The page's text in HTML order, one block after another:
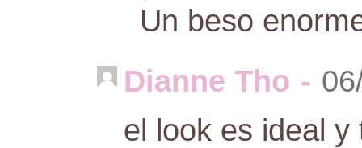
Un beso
Dianne Tho -
el look es ideal